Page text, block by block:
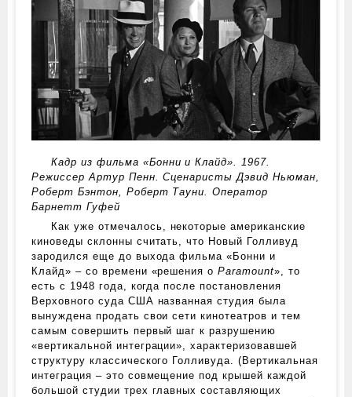
Кадр из фильма «Бонни и Клайд». 1967.
Режиссер Артур Пенн. Сценаристы Дэвид Ньюман,
Роберт Бэнтон, Роберт Тауни. Оператор
Барнетт Гуфей
Как уже отмечалось, некоторые американские
киноведы склонны считать, что Новый Голливуд
зародился еще до выхода фильма «Бонни и
Клайд» – со времени «решения оParamount», то
есть с 1948 года, когда после постановления
Верховного суда США названная студия была
вынуждена продать свои сети кинотеатров и тем
самым совершить первый шаг к разрушению
«вертикальной интеграции», характеризовавшей
структуру классического Голливуда. (Вертикальная
интеграция – это совмещение под крышей каждой
большой студии трех главных составляющих